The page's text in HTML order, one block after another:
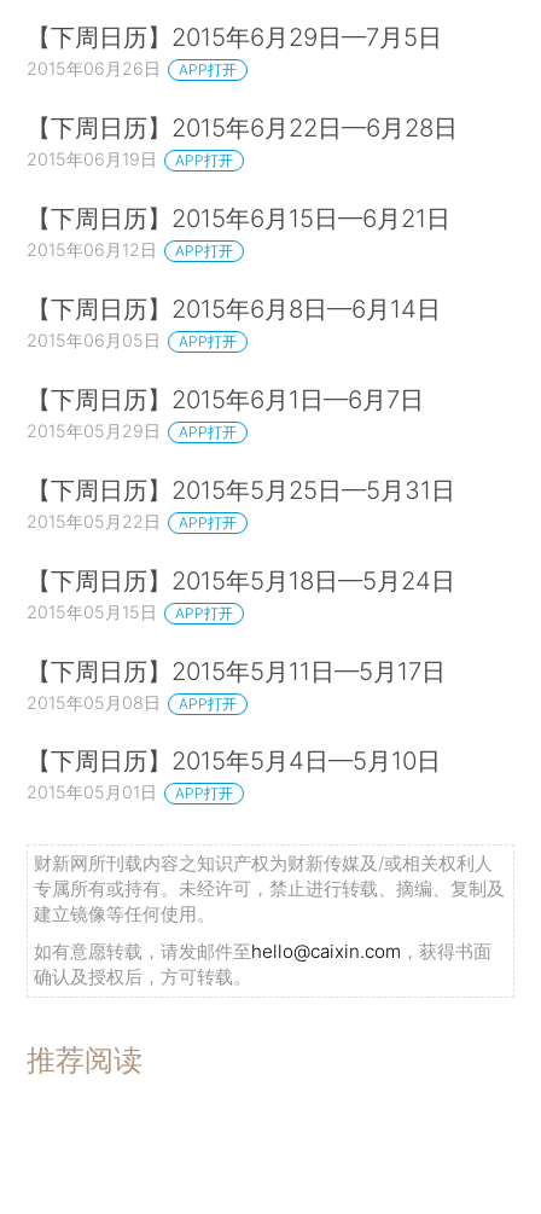
【下周日历】2015年6月29日—7月5日
2015年06月26日 APP打开
【下周日历】2015年6月22日—6月28日
2015年06月19日 APP打开
【下周日历】2015年6月15日—6月21日
2015年06月12日 APP打开
【下周日历】2015年6月8日—6月14日
2015年06月05日 APP打开
【下周日历】2015年6月1日—6月7日
2015年05月29日 APP打开
【下周日历】2015年5月25日—5月31日
2015年05月22日 APP打开
【下周日历】2015年5月18日—5月24日
2015年05月15日 APP打开
【下周日历】2015年5月11日—5月17日
2015年05月08日 APP打开
【下周日历】2015年5月4日—5月10日
2015年05月01日 APP打开
财新网所刊载内容之知识产权为财新传媒及/或相关权利人
专属所有或持有。未经许可，禁止进行转载、摘编、复制及
建立镜像等任何使用。
如有意愿转载，请发邮件至hello@caixin.com ，获得书面
确认及授权后，方可转载。
推荐阅读